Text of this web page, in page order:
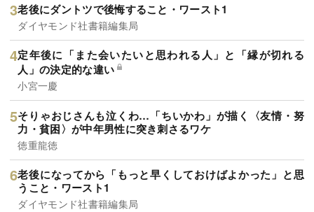
老後にダントツで後悔すること・ワースト1
ダイヤモンド社書籍編集局
定年後に「また会いたいと思われる人」と「縁が切れる
人」の決定的な違い
小宮一慶
そりゃおじさんも泣くわ…「ちいかわ」が描く〈友情・努
力・貧困〉が中年男性に突き刺さるワケ
徳重龍徳
老後になってから「もっと早くしておけばよかった」と思
うこと・ワースト1
ダイヤモンド社書籍編集局